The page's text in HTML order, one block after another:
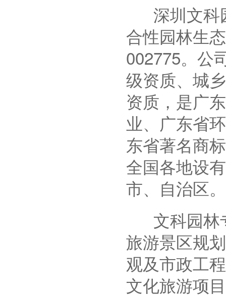
深圳文科
合性园林生
002775。公
级资质、城
资质，是广
业、广东省
东省著名商
全国各地设
市、自治区。
文科园林
旅游景区规
观及市政工
文化旅游项